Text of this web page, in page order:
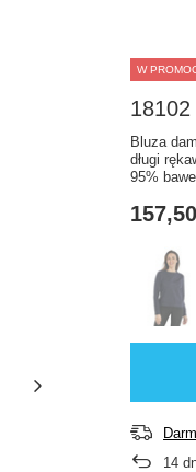
W
Bluza
długi
95%
14